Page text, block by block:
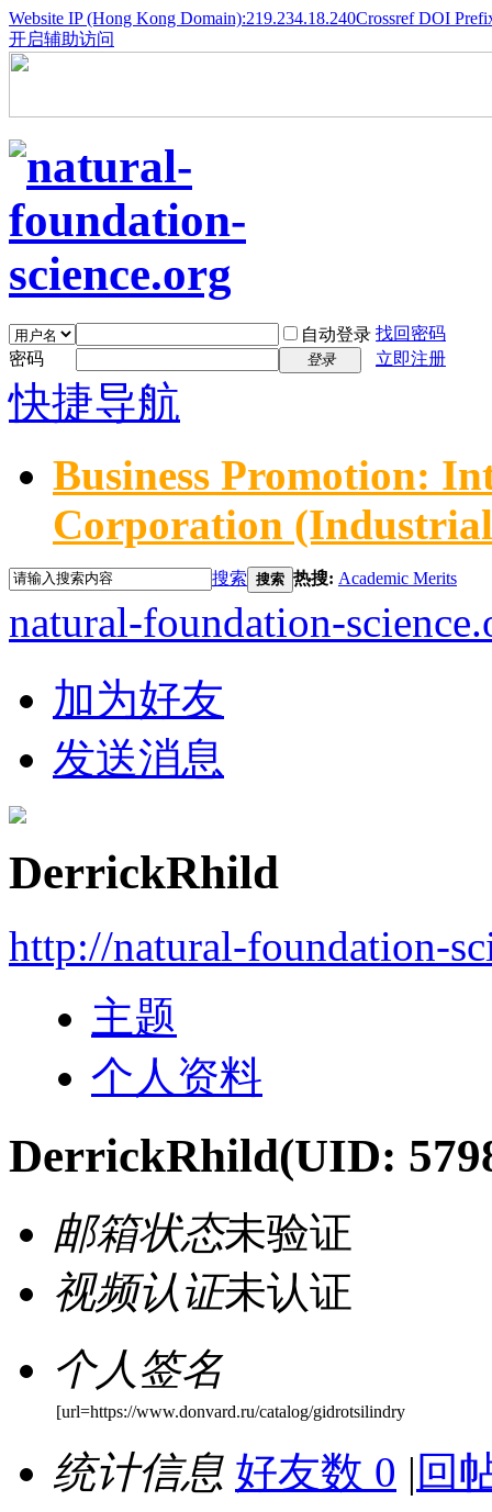
Website IP (Hong Kong Domain):219.234.18.240Crossref DOI
开启辅助访问
自动登录 找回密码
密码
登录 立即注册
快捷导航
Business Promotion:
Corporation
搜索 搜索 热搜: Academic Merits
natural-foundation-
加为好友
发送消息
DerrickRhild
http://natural-foundation-
主题
个人资料
DerrickRhild(UID:
邮箱状态未验证
视频认证未认证
个人签名
[url=https://www.donvard.ru/catalog/gidrotsilindry
统计信息 好友数 0 | 回